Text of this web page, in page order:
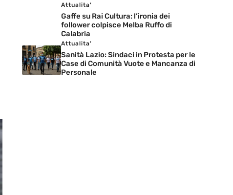
Attualita'
Gaffe su Rai Cultura: l’ironia dei
follower colpisce Melba Ruffo di
Calabria
Attualita'
Sanità Lazio: Sindaci in Protesta per le
Case di Comunità Vuote e Mancanza di
Personale